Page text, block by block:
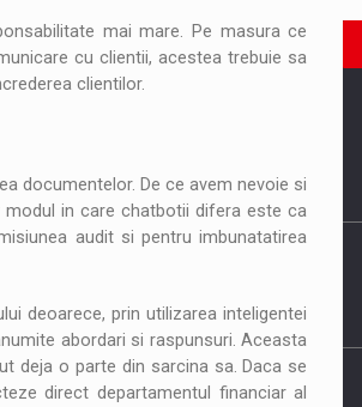
mai mare. Pe masura ce
cu clientii, acestea trebuie sa
clientilor.
documentelor. De ce avem nevoie si
in care chatbotii difera este ca
audit si pentru imbunatatirea
deoarece, prin utilizarea inteligentei
abordari si raspunsuri. Aceasta
deja o parte din sarcina sa. Daca se
direct departamentul financiar al